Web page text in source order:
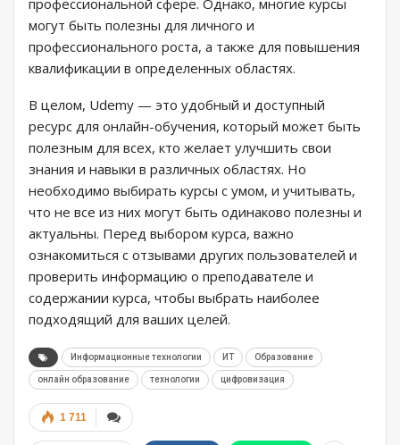
могут быть полезны для личного и
профессионального роста, а также для повышения
квалификации в определенных областях.
В целом, Udemy — это удобный и доступный
ресурс для онлайн-обучения, который может быть
полезным для всех, кто желает улучшить свои
знания и навыки в различных областях. Но
необходимо выбирать курсы с умом, и учитывать,
что не все из них могут быть одинаково полезны и
актуальны. Перед выбором курса, важно
ознакомиться с отзывами других пользователей и
проверить информацию о преподавателе и
содержании курса, чтобы выбрать наиболее
подходящий для ваших целей.
Информационные технологии ИТ Образование
онлайн образование технологии цифровизация
1 711